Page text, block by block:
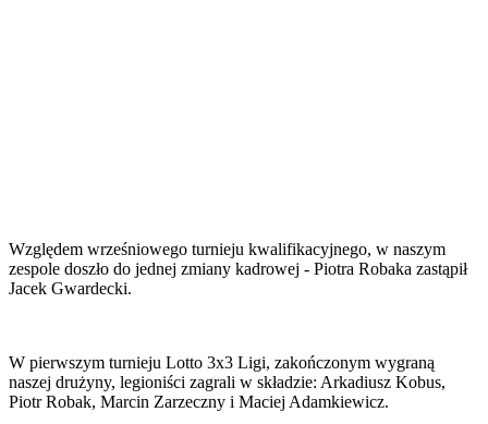
Względem wrześniowego turnieju kwalifikacyjnego, w naszym
zespole doszło do jednej zmiany kadrowej - Piotra Robaka zastąpił
Jacek Gwardecki.
W pierwszym turnieju Lotto 3x3 Ligi, zakończonym wygraną
naszej drużyny, legioniści zagrali w składzie: Arkadiusz Kobus,
Piotr Robak, Marcin Zarzeczny i Maciej Adamkiewicz.